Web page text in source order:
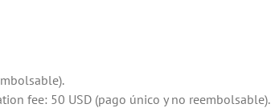
fee: 50 USD (pago único y no reembolsable).